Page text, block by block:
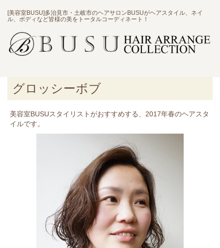
[美容室BUSU]多治見市・土岐市のヘアサロンBUSUがヘアスタイル、ネイ
ル、ボディなど皆様の美をトータルコーディネート！
グロッシーボブ
美容室BUSUスタイリストがおすすめする、2017年春のヘアスタ
イルです。